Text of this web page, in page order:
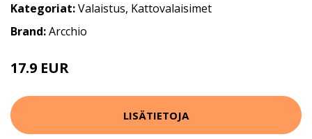
Kategoriat:Valaistus, Kattovalaisimet
Brand:Arcchio
17.9 EUR
LISÄTIETOJA